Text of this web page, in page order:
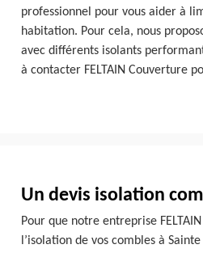
professionnel pour vous aider à
habitation. Pour cela, nous
avec différents isolants
à contacter FELTAIN Couverture
Un devis isolation
Pour que notre entreprise
l’isolation de vos combles à